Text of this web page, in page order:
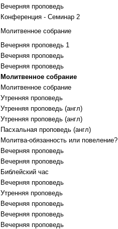
Вечерняя проповедь
Конференция - Семинар 2
Молитвенное собрание
Вечерняя проповедь 1
Вечерняя проповедь
Вечерняя проповедь
Молитвенное собрание
Молитвенное собрание
Утренняя проповедь
Утренняя проповедь (англ)
Утренняя проповедь (англ)
Пасхальная проповедь (англ)
Молитва-обязанность или повеление?
Вечерняя проповедь
Вечерняя проповедь
Библейский час
Вечерняя проповедь
Утренняя проповедь
Вечерняя проповедь
Вечерняя проповедь
Вечерняя проповедь